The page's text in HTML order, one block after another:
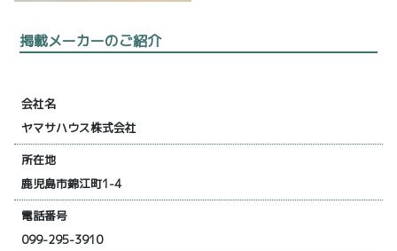
掲載メーカーのご紹介
会社名
ヤマサハウス株式会社
所在地
鹿児島市錦江町1-4
電話番号
099-295-3910